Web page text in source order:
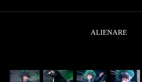
ALIENARE